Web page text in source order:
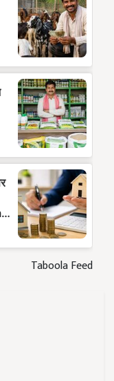
Taboola Feed